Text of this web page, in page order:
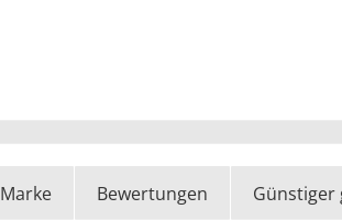
Marke Bewertungen Günstiger